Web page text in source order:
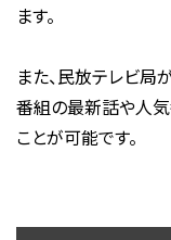
ます。
また、民放テレビ
番組の最新話や人
ことが可能です。